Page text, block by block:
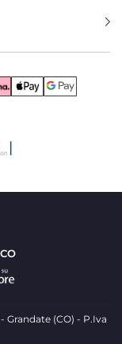
Grandate (CO) - P.Iva